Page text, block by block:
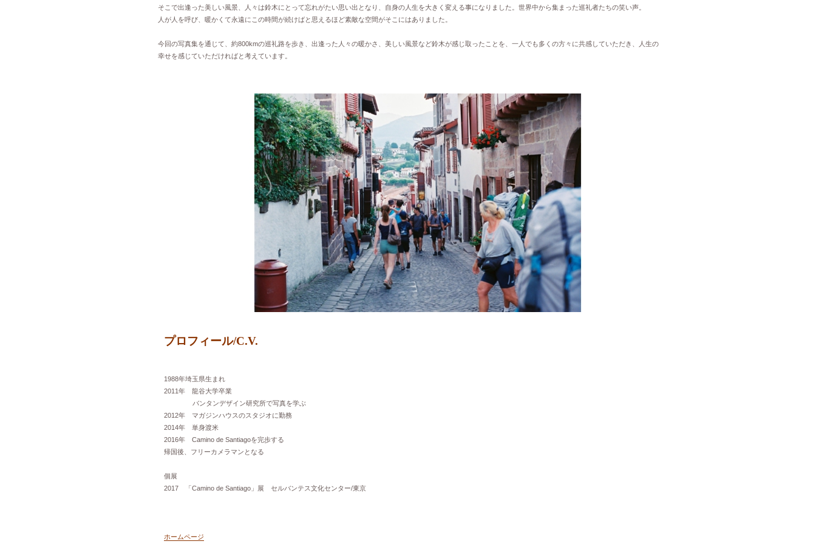
そこで出逢った美しい風景、人々は鈴木にとって忘れがたい思い出となり、自身の人生を大きく変える事になりました。世界中から集まった巡礼者たちの笑い声。
人が人を呼び、暖かくて永遠にこの時間が続けばと思えるほど素敵な空間がそこにはありました。
今回の写真集を通じて、約800kmの巡礼路を歩き、出逢った人々の暖かさ、美しい風景など鈴木が感じ取ったことを、一人でも多くの方々に共感していただき、人生の
幸せを感じていただければと考えています。
プロフィール/C.V.
1988年埼玉県生まれ
2011年 龍谷大学卒業
バンタンデザイン研究所で写真を学ぶ
2012年 マガジンハウスのスタジオに勤務
2014年 単身渡米
2016年 Camino de Santiagoを完歩する
帰国後、フリーカメラマンとなる
個展
2017 「Camino de Santiago」展 セルバンテス文化センター/東京
ホームページ